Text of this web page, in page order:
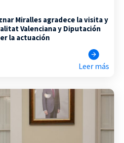
Miralles agradece la visita y
Valenciana y Diputación
la actuación
Leer más